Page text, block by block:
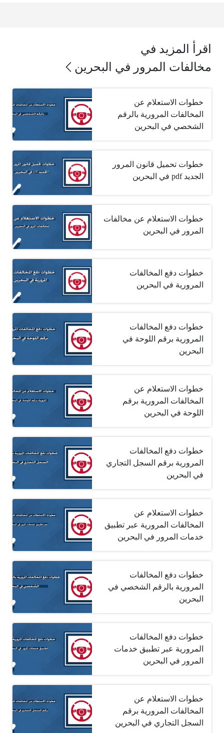
اقرأ المزيد في
مخالفات المرور في البحرين
خطوات الاستعلام عن
المخالفات المرورية بالرقم
الشخصي في البحرين
خطوات تحميل قانون المرور
الجديد pdf في البحرين
خطوات الاستعلام عن مخالفات
المرور في البحرين
خطوات دفع المخالفات
المرورية في البحرين
خطوات دفع المخالفات
المرورية برقم اللوحة في
البحرين
خطوات الاستعلام عن
المخالفات المرورية برقم
اللوحة في البحرين
خطوات دفع المخالفات
المرورية برقم السجل التجاري
في البحرين
خطوات الاستعلام عن
المخالفات المرورية عبر تطبيق
خدمات المرور في البحرين
خطوات دفع المخالفات
المرورية بالرقم الشخصي في
البحرين
خطوات دفع المخالفات
المرورية عبر تطبيق خدمات
المرور في البحرين
خطوات الاستعلام عن
المخالفات المرورية برقم
السجل التجاري في البحرين